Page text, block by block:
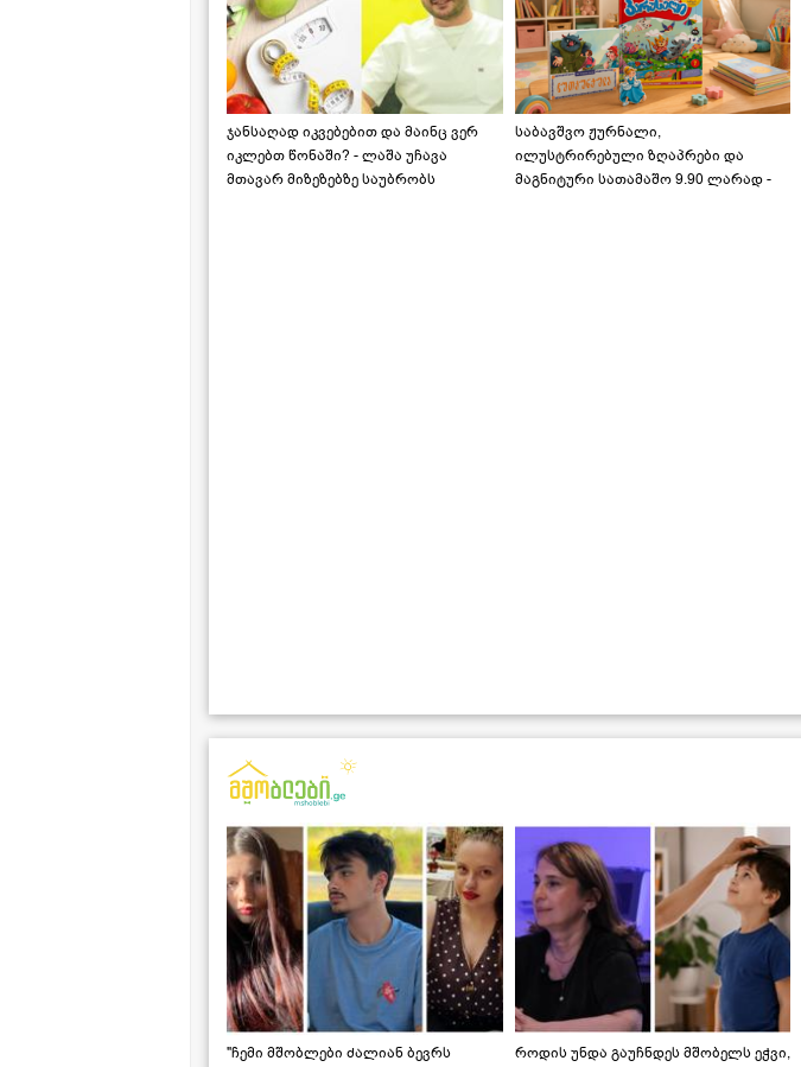
ჯანსაღად იკვებებით და მაინც ვერ
იკლებთ წონაში? - ლაშა უჩავა
მთავარ მიზეზებზე საუბრობს
საბავშვო ჟურნალი,
ილუსტრირებული ზღაპრები და
მაგნიტური სათამაშო 9.90 ლარად -
"ჩემი მშობლები ძალიან ბევრს
როდის უნდა გაუჩნდეს მშობელს ეჭვი,